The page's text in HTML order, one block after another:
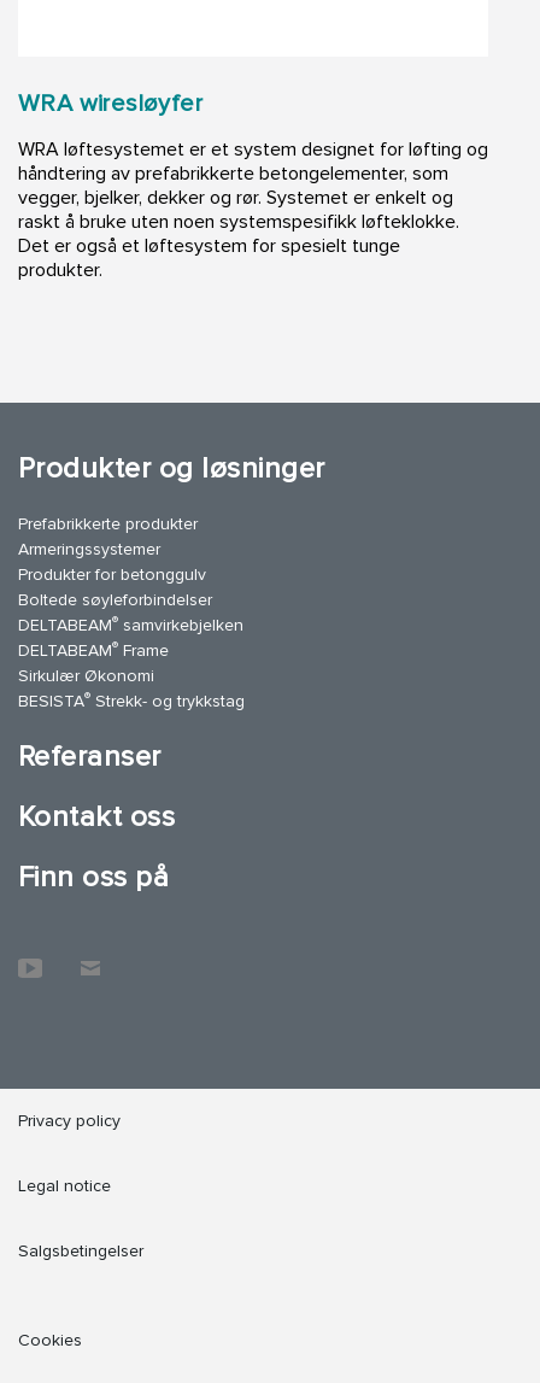
WRA wiresløyfer
WRA løftesystemet er et system designet for løfting og
håndtering av prefabrikkerte betongelementer, som
vegger, bjelker, dekker og rør. Systemet er enkelt og
raskt å bruke uten noen systemspesifikk løfteklokke.
Det er også et løftesystem for spesielt tunge
produkter.
Produkter og løsninger
Prefabrikkerte produkter
Armeringssystemer
Produkter for betonggulv
Boltede søyleforbindelser
DELTABEAM® samvirkebjelken
DELTABEAM® Frame
Sirkulær Økonomi
BESISTA® Strekk- og trykkstag
Referanser
Kontakt oss
Finn oss på
Privacy policy
Legal notice
Salgsbetingelser
Cookies